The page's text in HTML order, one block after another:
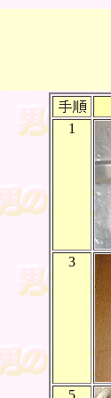
1
3
5